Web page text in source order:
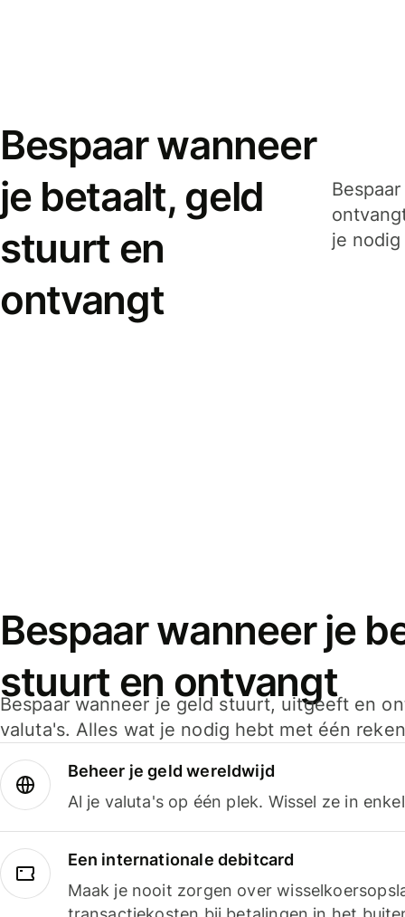
Bespaar wanneer
je betaalt, geld
stuurt en
ontvangt
je
Bespaar wanneer je
stuurt en ontvangt
Bespaar wanneer je geld stuurt, uitgeeft en
valuta's. Alles wat je nodig hebt met één
Beheer je geld wereldwijd
Al je valuta's op één plek. Wissel ze in
Een internationale debitcard
Maak je nooit zorgen over